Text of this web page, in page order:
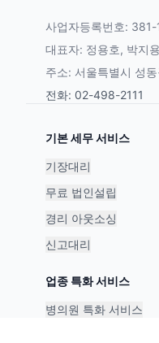
사업자등록번호:
대표자: 정용호, 박지용
주소: 서울특별시 성
전화: 02-498-2111
기본 세무 서비스
기장대리
무료 법인설립
경리 아웃소싱
신고대리
업종 특화 서비스
병의원 특화 서비스